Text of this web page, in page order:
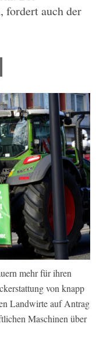
fordert auch der
mehr für ihren
von knapp
Landwirte auf Antrag
Maschinen über